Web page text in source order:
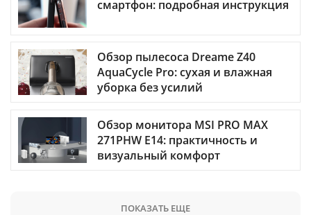
смартфон: подробная инструкция
Обзор пылесоса Dreame Z40
AquaCycle Pro: сухая и влажная
уборка без усилий
Обзор монитора MSI PRO MAX
271PHW E14: практичность и
визуальный комфорт
ПОКАЗАТЬ ЕЩЕ